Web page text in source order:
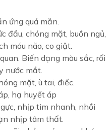
ứng quá mẫn.
đầu, chóng mặt, buồn ngủ,
máu não, co giật.
Biến dạng màu sắc, rối
nước mắt.
mặt, ù tai, điếc.
hạ huyết áp
nhịp tim nhanh, nhồi
nhịp tâm thất.